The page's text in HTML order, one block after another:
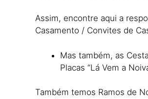
Assim, encontre aqui a
Casamento / Convites de
Mas também, as
Placas “Lá Vem a
Também temos Ramos de